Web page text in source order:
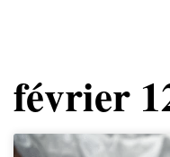
février